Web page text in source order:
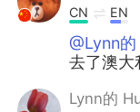
CN EN
@Lynn
去了澳
Lynn的